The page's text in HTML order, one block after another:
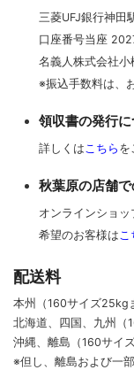
三菱UFJ銀行神田
口座番号当座
名義人株式会社小
※振込手数料は、
領収書の発行
詳しくはこちら を
秋葉原の店舗
オンラインショ
希望のお客様はこ
配送料
本州（160サイズ25kg
北海道、四国、九州
沖縄、離島 （160サイ
※但し、離島および一